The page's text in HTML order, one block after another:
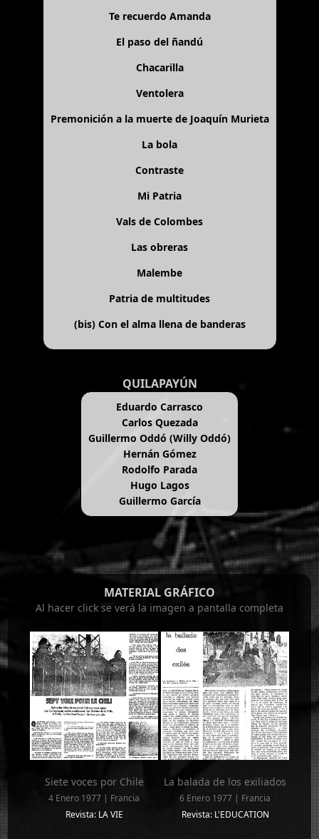
Te recuerdo Amanda
El paso del ñandú
Chacarilla
Ventolera
Premonición a la muerte de Joaquín Murieta
La bola
Contraste
Mi Patria
Vals de Colombes
Las obreras
Malembe
Patria de multitudes
(bis) Con el alma llena de banderas
QUILAPAYÚN
Eduardo Carrasco
Carlos Quezada
Guillermo Oddó (Willy Oddó)
Hernán Gómez
Rodolfo Parada
Hugo Lagos
Guillermo García
MATERIAL GRÁFICO
Al hacer click se verá la imagen a pantalla completa
Siete voces por Chile
4 Enero 1977 | Francia
Revista: LA VIE
La balada de los exiliados
6 Enero 1977 | Francia
Revista: L'EDUCATION